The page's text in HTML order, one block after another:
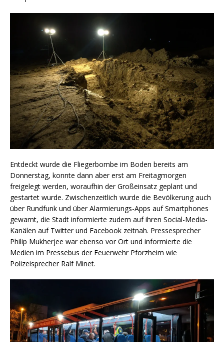
Entdeckt wurde die Fliegerbombe im Boden bereits am
Donnerstag, konnte dann aber erst am Freitagmorgen
freigelegt werden, woraufhin der Großeinsatz geplant und
gestartet wurde. Zwischenzeitlich wurde die Bevölkerung auch
über Rundfunk und über Alarmierungs-Apps auf Smartphones
gewarnt, die Stadt informierte zudem auf ihren Social-Media-
Kanälen auf Twitter und Facebook zeitnah. Pressesprecher
Philip Mukherjee war ebenso vor Ort und informierte die
Medien im Pressebus der Feuerwehr Pforzheim wie
Polizeisprecher Ralf Minet.